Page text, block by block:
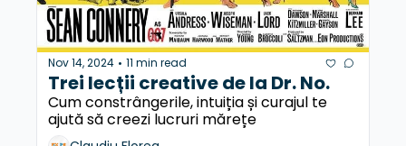
Nov 14, 2024 • 11 min read
Trei lecții creative de la Dr. No.
Cum constrângerile, intuiția și curajul te
ajută să creezi lucruri mărețe